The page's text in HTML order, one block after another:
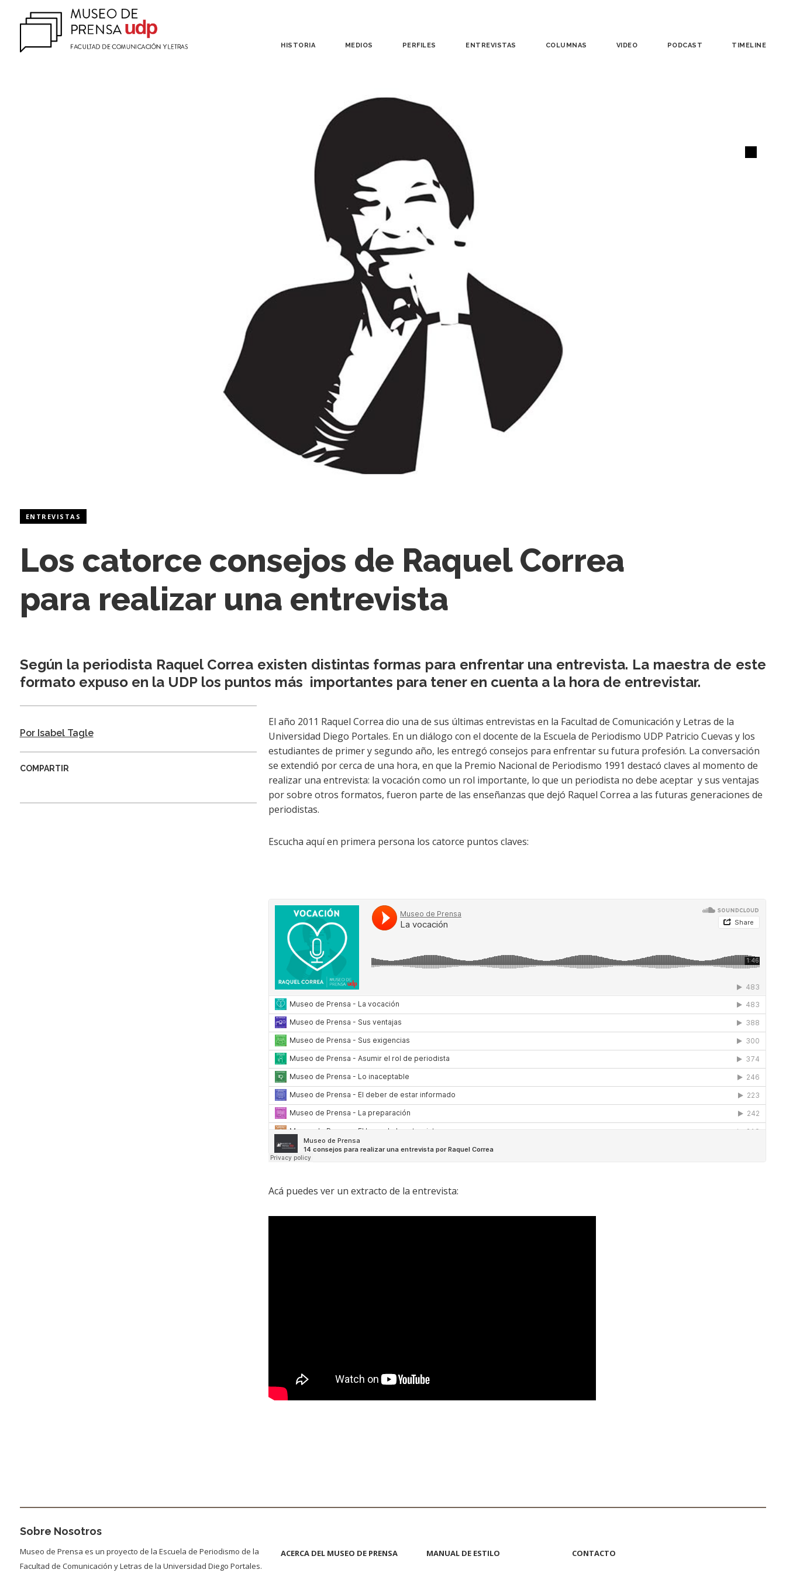
HISTORIA MEDIOS PERFILES ENTREVISTAS COLUMNAS VIDEO PODCAST TIMELINE
ENTREVISTAS
Los catorce consejos de Raquel Correa
para realizar una entrevista
Según la periodista Raquel Correa existen distintas formas para enfrentar una entrevista. La maestra de este
formato expuso en la UDP los puntos más importantes para tener en cuenta a la hora de entrevistar.
Por Isabel Tagle
COMPARTIR
El año 2011 Raquel Correa dio una de sus últimas entrevistas en la Facultad de Comunicación y Letras de la
Universidad Diego Portales. En un diálogo con el docente de la Escuela de Periodismo UDP Patricio Cuevas y los
estudiantes de primer y segundo año, les entregó consejos para enfrentar su futura profesión. La conversación
se extendió por cerca de una hora, en que la Premio Nacional de Periodismo 1991 destacó claves al momento de
realizar una entrevista: la vocación como un rol importante, lo que un periodista no debe aceptar y sus ventajas
por sobre otros formatos, fueron parte de las enseñanzas que dejó Raquel Correa a las futuras generaciones de
periodistas.
Escucha aquí en primera persona los catorce puntos claves:
Acá puedes ver un extracto de la entrevista:
Sobre Nosotros
Museo de Prensa es un proyecto de la Escuela de Periodismo de la
Facultad de Comunicación y Letras de la Universidad Diego Portales.
ACERCA DEL MUSEO DE PRENSA MANUAL DE ESTILO CONTACTO